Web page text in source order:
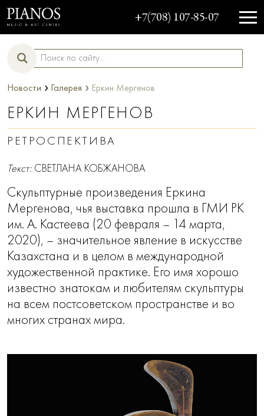
+7(708) 107-85-07
Новости › Галерея › Еркин Мергенов
ЕРКИН МЕРГЕНОВ
РЕТРОСПЕКТИВА
Текст: СВЕТЛАНА КОБЖАНОВА
Скульптурные произведения Еркина
Мергенова, чья выставка прошла в ГМИ РК
им. А. Кастеева (20 февраля – 14 марта,
2020), – значительное явление в искусстве
Казахстана и в целом в международной
художественной практике. Его имя хорошо
известно знатокам и любителям скульптуры
на всем постсоветском пространстве и во
многих странах мира.